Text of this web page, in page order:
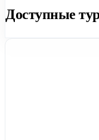
Доступные